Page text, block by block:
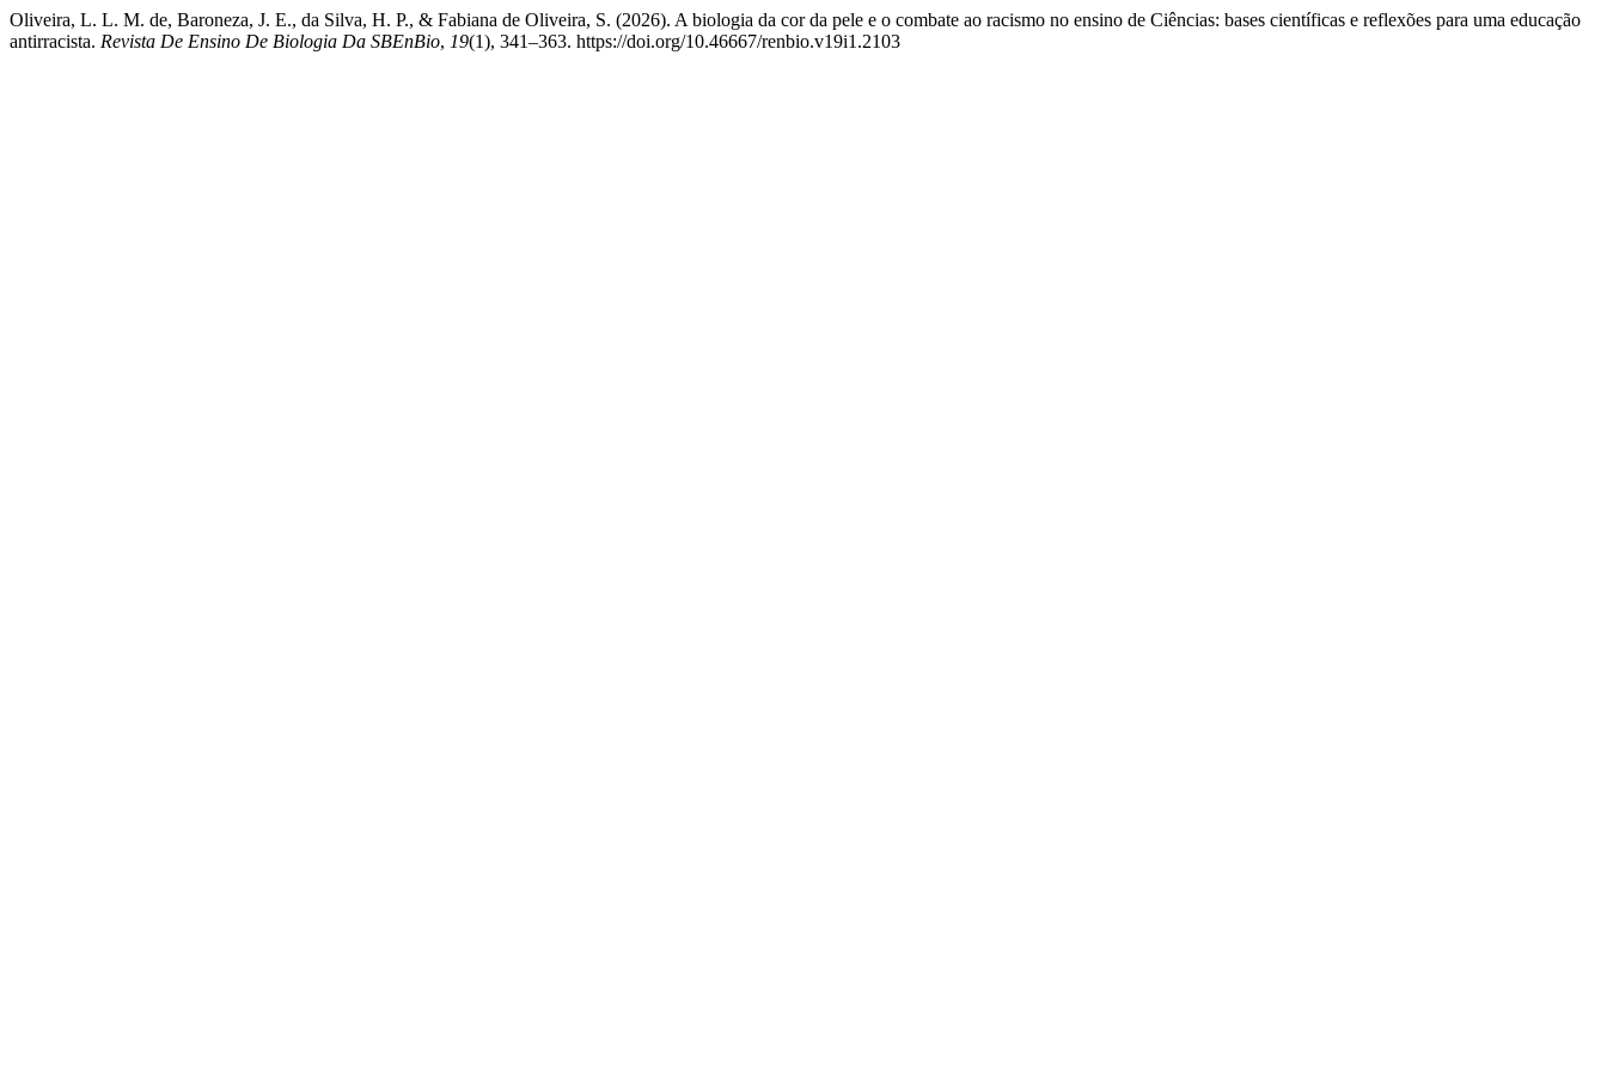
Oliveira, L. L. M. de, Baroneza, J. E., da Silva, H. P., & Fabiana de Oliveira, S. (2026). A biologia da cor da pele e o combate ao racismo no ensino de Ciências: bases científicas e reflexões para uma educação
antirracista. Revista De Ensino De Biologia Da SBEnBio, 19(1), 341–363. https://doi.org/10.46667/renbio.v19i1.2103